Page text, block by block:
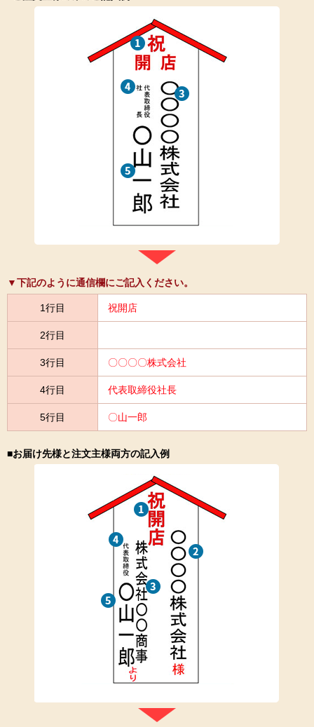
▼下記のように通信欄にご記入ください。
1行目 祝開店
2行目
3行目 〇〇〇〇株式会社
4行目 代表取締役社長
5行目 〇山一郎
■お届け先様と注文主様両方の記入例